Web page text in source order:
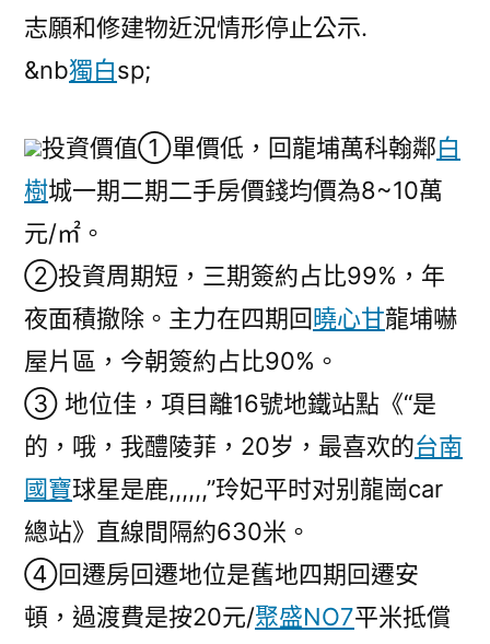
志願和修建物近況情形停止公示.
&nb獨白sp;
投資價值①單價低，回龍埔萬科翰鄰白
樹城一期二期二手房價錢均價為8~10萬
元/㎡。
②投資周期短，三期簽約占比99%，年
夜面積撤除。主力在四期回曉心甘龍埔嚇
屋片區，今朝簽約占比90%。
③ 地位佳，項目離16號地鐵站點《“是
的，哦，我醴陵菲，20岁，最喜欢的台南
國寶球星是鹿,,,,,,”玲妃平时对别龍崗car
總站》直線間隔約630米。
④回遷房回遷地位是舊地四期回遷安
頓，過渡費是按20元/聚盛NO7平米抵償